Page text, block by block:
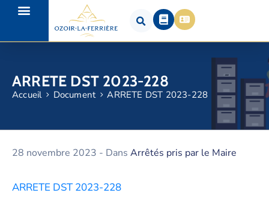
ARRETE DST 2023-228
Accueil Document ARRETE DST 2023-228
28 novembre 2023 - Dans Arrêtés pris par le Maire
ARRETE DST 2023-228